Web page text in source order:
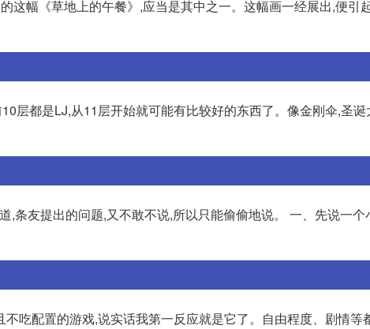
这幅《草地上的午餐》,应当是其中之一。这幅画一经展出,便引
层都是LJ,从11层开始就可能有比较好的东西了。像金刚伞,圣诞
,条友提出的问题,又不敢不说,所以只能偷偷地说。 一、先说一
吃配置的游戏,说实话我第一反应就是它了。自由程度、剧情等